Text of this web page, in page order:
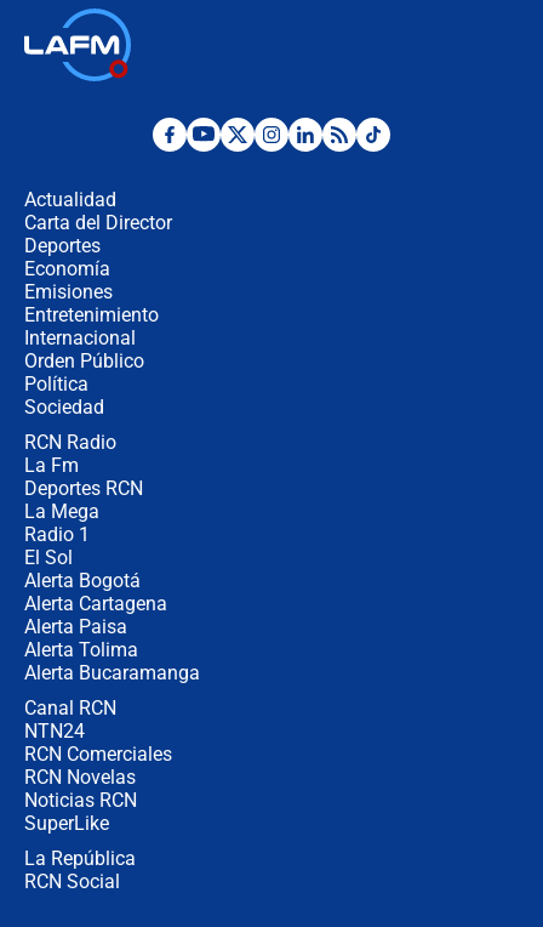
Desde dermatitis hasta infecciones:
Actualidad
Carta del Director
Deportes
Economía
Emisiones
Entretenimiento
Internacional
Orden Público
Política
Sociedad
RCN Radio
La Fm
Deportes RCN
La Mega
Radio 1
El Sol
Alerta Bogotá
Alerta Cartagena
Alerta Paisa
Alerta Tolima
Alerta Bucaramanga
Canal RCN
NTN24
RCN Comerciales
RCN Novelas
Noticias RCN
SuperLike
La República
RCN Social